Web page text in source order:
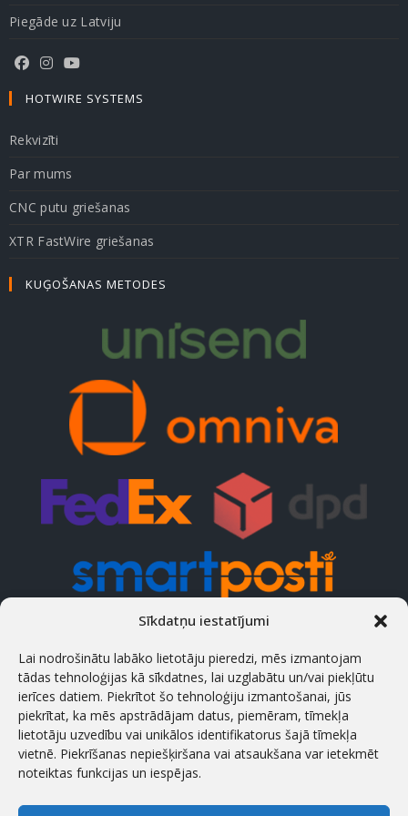
Sīkdatņu iestatījumi
Lai nodrošinātu labāko lietotāju pieredzi, mēs izmantojam
tādas tehnoloģijas kā sīkdatnes, lai uzglabātu un/vai piekļūtu
ierīces datiem. Piekrītot šo tehnoloģiju izmantošanai, jūs
piekrītat, ka mēs apstrādājam datus, piemēram, tīmekļa
lietotāju uzvedību vai unikālos identifikatorus šajā tīmekļa
vietnē. Piekrīšanas nepiešķiršana vai atsaukšana var ietekmēt
noteiktas funkcijas un iespējas.
Piegāde uz Latviju
HOTWIRE SYSTEMS
Rekvizīti
Par mums
CNC putu griešanas
XTR FastWire griešanas
KUĢOŠANAS METODES
KONTAKTI
Adrese
Treiali tee 2, 75312 Peetri, Rae vald, Igaunija
Tālrunis
(+372) 658 5566 (est/eng/rus)